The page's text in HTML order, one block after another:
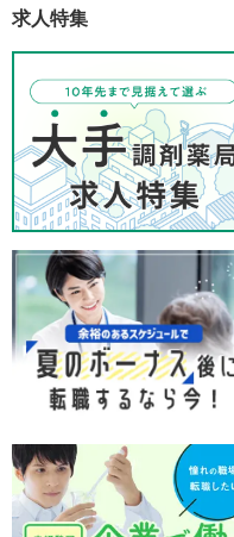
求人特集